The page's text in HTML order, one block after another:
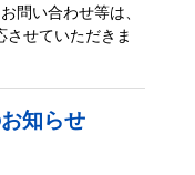
問い合わせ等は、
せていただきま
知らせ